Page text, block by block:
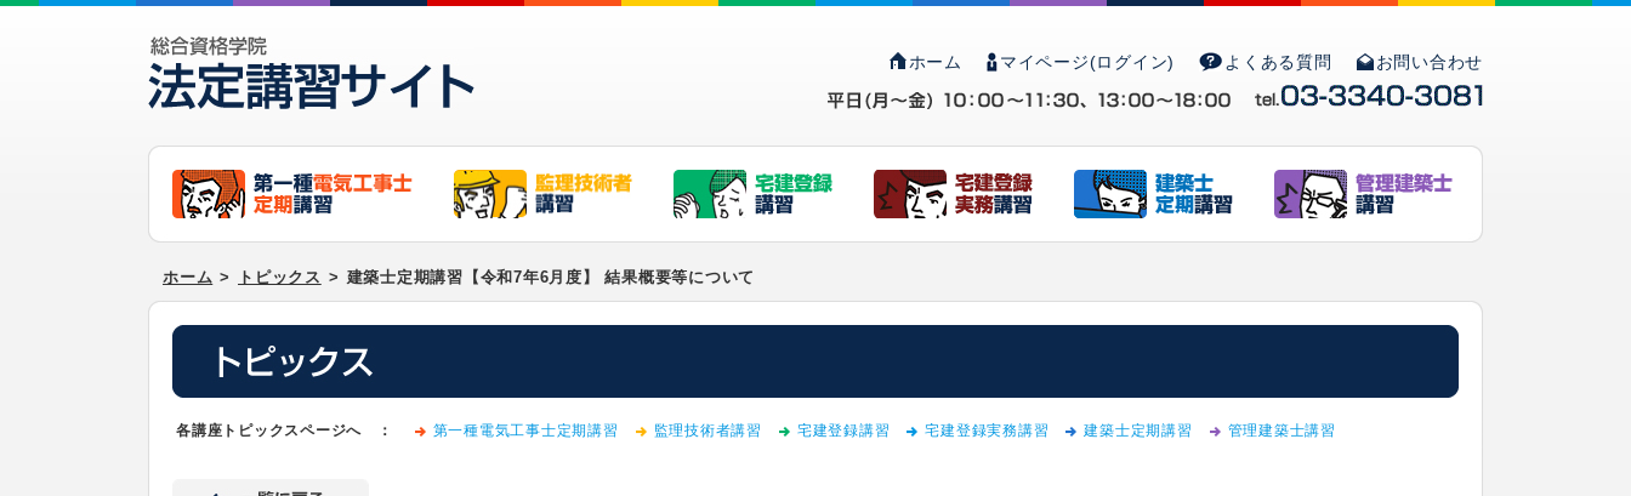
ホーム マイページ(ログイン) よくある質問 お問い合わせ
ホーム > トピックス > 建築士定期講習【令和7年6月度】 結果概要等について
各講座トピックスページへ ： 第一種電気工事士定期講習 監理技術者講習 宅建登録講習 宅建登録実務講習 建築士定期講習 管理建築士講習